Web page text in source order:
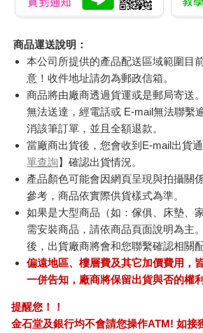
商品運送說明：
本公司所提供的產品配送區域範圍目
意！收件地址請勿為郵政信箱。
商品將由廠商透過貨運或是郵局寄送
無法送達，經電話或 E-mail無法聯繫
消該筆訂單，並且全額退款。
當廠商出貨後，您會收到E-mail出貨
單查詢】確認出貨情況。
產品顏色可能會因網頁呈現與拍攝關
參考，商品依實際供貨樣式為準。
如果是大型商品（如：傢俱、床墊、
需安裝商品，請依商品頁面說明為主
後，出貨廠商將會和您聯繫確認相關
偏遠地區、樓層費及其它加價費用，
一併告知，廠商將保留出貨與否的權利
提醒您！！
金石堂及銀行均不會請您操作ATM! 如接